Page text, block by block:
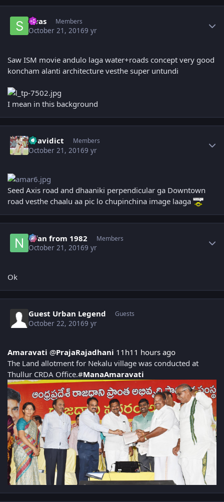
swas Members
October 21, 20169 yr
Saw ISM movie andulo laga water+roads concept very good
koncham alanti architecture vesthe super untundi
I mean in this background
Dravidict Members
October 21, 20169 yr
Seed Axis road and dhaaniki perpendicular ga Downtown
road vesthe chaalu aa pic lo chupinchina image laaga
Nfan from 1982 Members
October 21, 20169 yr
Ok
Guest Urban Legend Guests
October 22, 20169 yr
Amaravati @PrajaRajadhani 11h11 hours ago
The Land allotment for Nekalu village was conducted at
Thullur CRDA Office.#ManaAmaravati